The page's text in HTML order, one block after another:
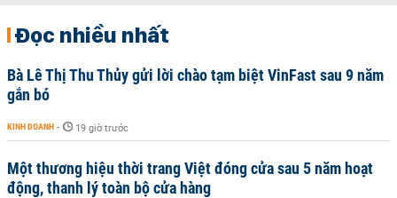
Đọc nhiều nhất
Bà Lê Thị Thu Thủy gửi lời chào tạm biệt VinFast sau 9 năm
gắn bó
KINH DOANH - 19 giờ trước
Một thương hiệu thời trang Việt đóng cửa sau 5 năm hoạt
động, thanh lý toàn bộ cửa hàng